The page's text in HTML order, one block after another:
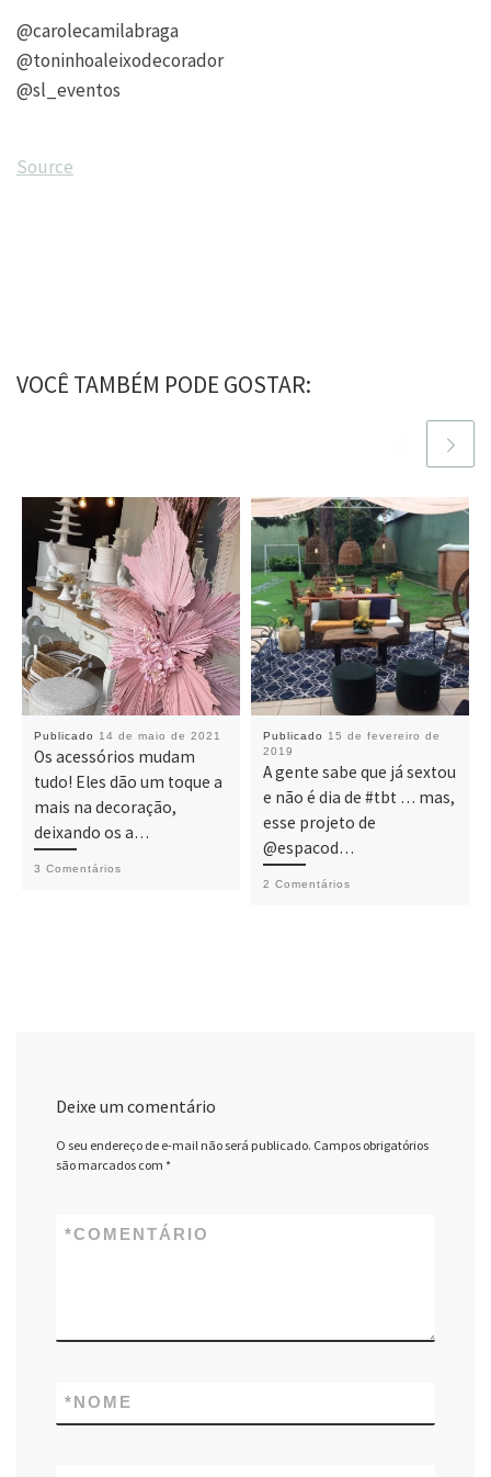
@carolecamilabraga
@toninhoaleixodecorador
@sl_eventos
Source
VOCÊ TAMBÉM PODE GOSTAR:
Publicado 14 de maio de 2021
Os acessórios mudam
tudo! Eles dão um toque a
mais na decoração,
deixando os a…
3 Comentários
Publicado 15 de fevereiro de
2019
A gente sabe que já sextou
e não é dia de #tbt … mas,
esse projeto de
@espacod…
2 Comentários
Deixe um comentário
O seu endereço de e-mail não será publicado. Campos obrigatórios
são marcados com*
COMENTÁRIO
*
NOME
*